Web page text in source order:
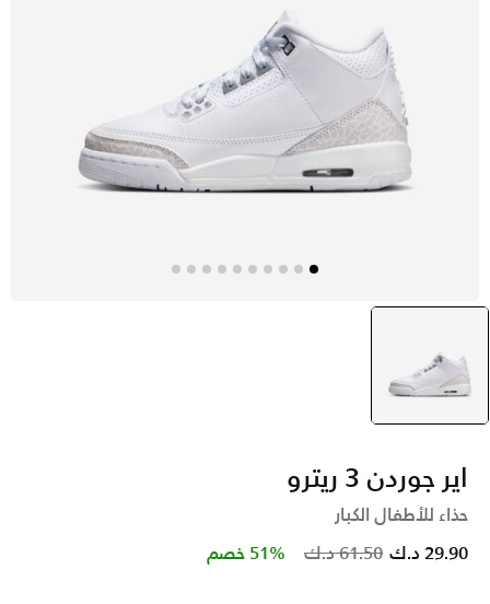
selected
أبيض
اير جوردن 3 ريترو
حذاء للأطفال الكبار
Price reduced from
61.50 د.ك to 29.90 د.ك 51% خصم